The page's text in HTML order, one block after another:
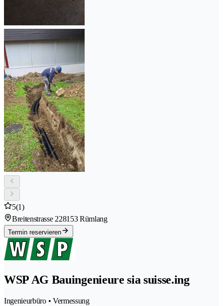
5(1)
Breitenstrasse 228153 Rümlang
Termin reservieren
WSP AG Bauingenieure sia suisse.ing
Ingenieurbüro • Vermessung